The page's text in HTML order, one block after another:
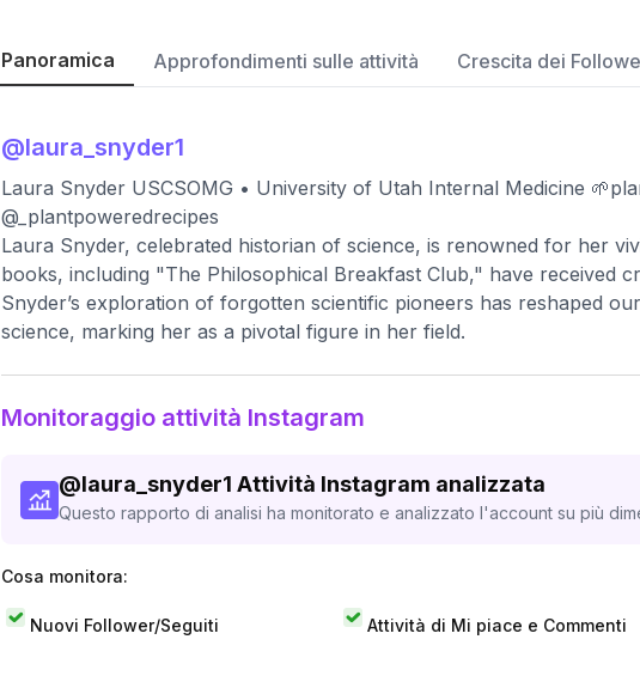
Panoramica Approfondimenti sulle attività Crescita dei
@laura_snyder1
Laura Snyder USCSOMG • University of Utah Internal Medicine
@_plantpoweredrecipes
Laura Snyder, celebrated historian of science, is renowned for her
books, including "The Philosophical Breakfast Club," have received
Snyder’s exploration of forgotten scientific pioneers has reshaped
science, marking her as a pivotal figure in her field.
Monitoraggio attività Instagram
@laura_snyder1 Attività Instagram analizzata
Questo rapporto di analisi ha monitorato e analizzato l'account su più
Cosa monitora:
Nuovi Follower/Seguiti Attività di Mi piace e Commenti